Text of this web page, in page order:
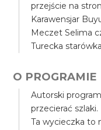
przejście na
Karawensjar
Meczet Selima
Turecka starówka
O PROGRAMIE
Autorski
przecierać szlaki.
Ta wycieczka to